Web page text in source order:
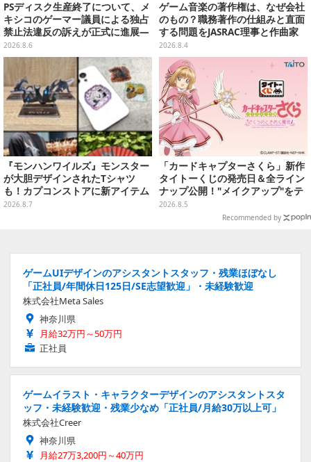
PSディスク生産終了について、メ
キシコのゲーマー議員による独占
禁止法違反の訴えが正式に進展―
「テクノロジーは自由を拡大する
ために役立つべき」
2026.8.6
ゲーム音楽の著作権は、なぜ会社
のもの？職務著作の仕組みと直面
する問題をJASRAC理事と作曲家
が徹底解説【CEDEC 2026】
2026.8.4
『モンハンワイルズ』モンスター
が大胆デザインされたTシャツ
も！カプコンストアに新アイテム
が続々登場
2026.8.7
「カードキャプターさくら」新作
タイトーくじの発売日＆全ライン
ナップ公開！"メイクアップ"をテ
ーマに、日常でも使いたくなるア
イテムがズラリ
2026.8.5
Recommended by
ゲームUIデザインのアシスタントスタッフ・残業ほぼなし
「正社員/年間休日125日/SE志望歓迎」・未経験歓迎
株式会社Meta Sales
神奈川県
月給32万円～50万円
正社員
ゲームイラスト・キャラクターデザインのアシスタントスタ
ッフ・未経験歓迎・残業少なめ「正社員/月給30万以上可」
株式会社Creer
神奈川県
月給27万3,200円～40万円